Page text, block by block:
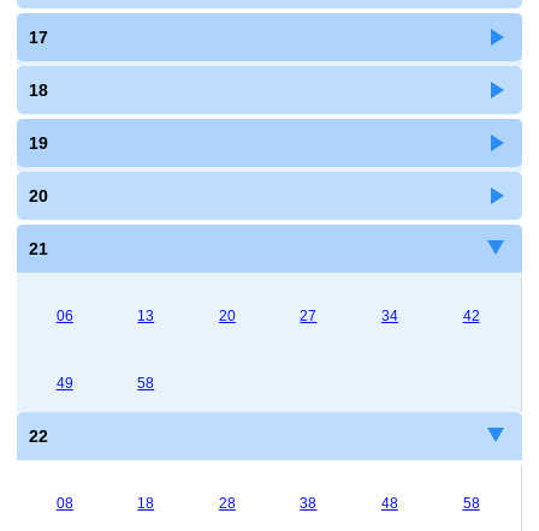
17
18
19
20
21
06 13 20 27 34 42
49 58
22
08 18 28 38 48 58